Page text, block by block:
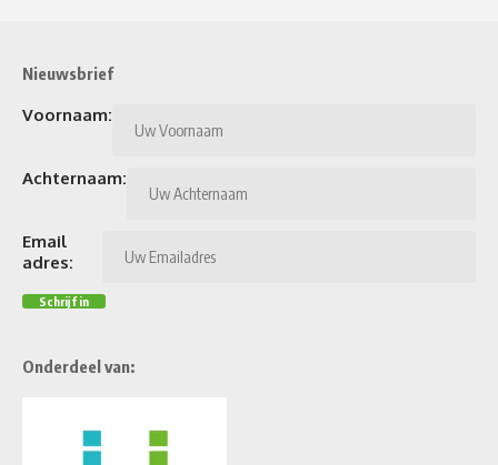
Nieuwsbrief
Voornaam:
Achternaam:
Email
adres:
Onderdeel van: